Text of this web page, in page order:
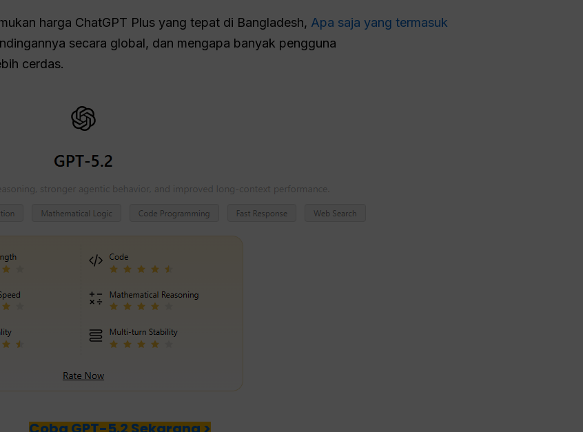
harga ChatGPT Plus yang tepat di Bangladesh, Apa saja yang termasuk
secara global, dan mengapa banyak pengguna
cerdas.